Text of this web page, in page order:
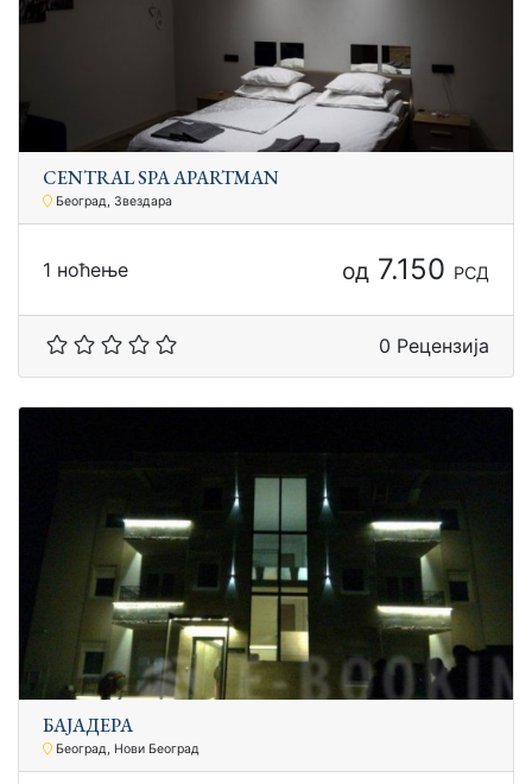
CENTRАL SPA APARTMAN
Београд, Звездара
1 ноћење од 7.150 РСД
0 Рецензија
БАЈАДЕРА
Београд, Нови Београд